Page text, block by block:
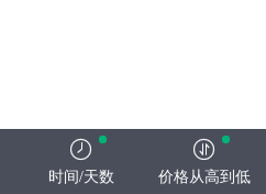
时间/天数 价格从高到低